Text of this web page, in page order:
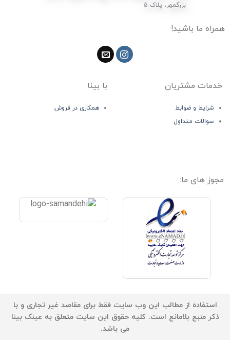
بزرگمهر، پلاک 5
همراه ما باشید!
خدمات مشتریان
شرایط و ضوابط
سوالات متداول
با بینا
همکاری در فروش
مجوز های ما:
استفاده از مطالب این وب سایت فقط برای مقاصد غیر تجاری و با
ذکر منبع بلامانع است. کلیه حقوق این سایت متعلق به عینک بینا
می باشد.